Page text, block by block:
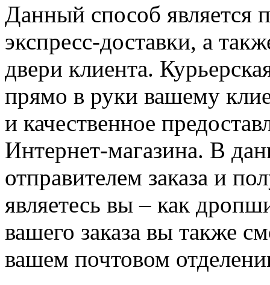
Данный способ является
экспресс-доставки, а
двери клиента.
прямо в руки вашему
и качественное
Интернет-магазина. В
отправителем заказа и
являетесь вы – как
вашего заказа вы также
вашем почтовом